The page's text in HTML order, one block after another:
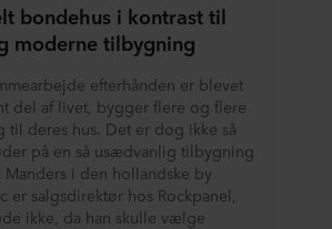
bondehus i kontrast til
moderne tilbygning
efterhånden er blevet
del af livet, bygger flere og flere
til deres hus. Det er dog ikke så
på en så usædvanlig tilbygning
Manders i den hollandske by
er salgsdirektør hos Rockpanel,
ikke, da han skulle vælge